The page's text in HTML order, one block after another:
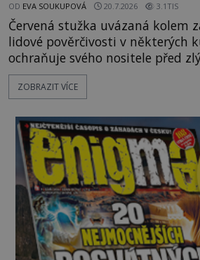
OD EVA SOUKUPOVÁ 20.7.2026 3.1TIS
Červená stužka uvázaná kolem
lidové pověrčivosti v některých
ochraňuje svého nositele před
která může přivodit neštěstí či
nenápadným symbolem
nebo Leonarda DiCapria. Na Blízkém východě a v
židovských komunitách po celém
ZOBRAZIT VÍCE